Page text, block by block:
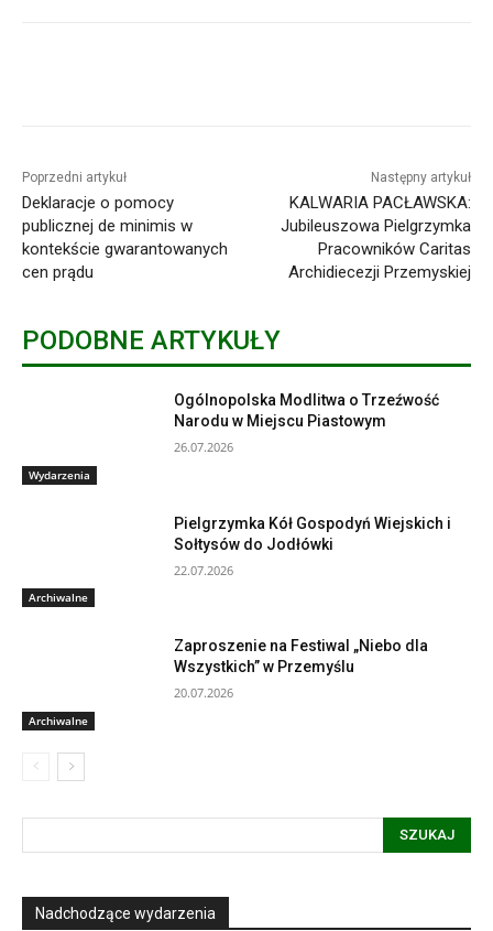
Poprzedni artykuł
Deklaracje o pomocy
publicznej de minimis w
kontekście gwarantowanych
cen prądu
Następny artykuł
KALWARIA PACŁAWSKA:
Jubileuszowa Pielgrzymka
Pracowników Caritas
Archidiecezji Przemyskiej
PODOBNE ARTYKUŁY
Wydarzenia
Ogólnopolska Modlitwa o Trzeźwość
Narodu w Miejscu Piastowym
26.07.2026
Archiwalne
Pielgrzymka Kół Gospodyń Wiejskich i
Sołtysów do Jodłówki
22.07.2026
Archiwalne
Zaproszenie na Festiwal „Niebo dla
Wszystkich” w Przemyślu
20.07.2026
SZUKAJ
Nadchodzące wydarzenia